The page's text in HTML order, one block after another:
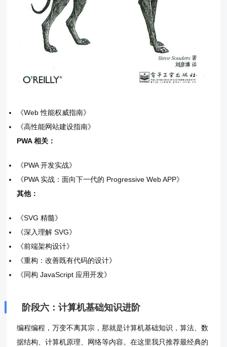
《Web 性能权威指南》
《高性能网站建设指南》
PWA 相关：
《PWA 开发实战》
《PWA 实战：面向下一代的 Progressive Web APP》
其他：
《SVG 精髓》
《深入理解 SVG》
《前端架构设计》
《重构：改善既有代码的设计》
《同构 JavaScript 应用开发》
阶段六：计算机基础知识进阶
编程编程，万变不离其宗，那就是计算机基础知识，算法、数
据结构、计算机原理、网络等内容。在这里我只推荐最经典的